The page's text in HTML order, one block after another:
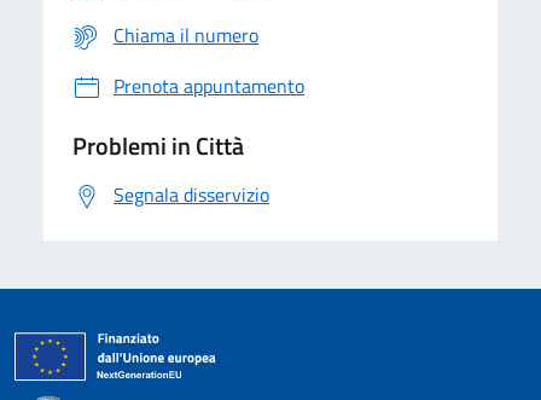
Chiama il numero
Prenota appuntamento
Problemi in Città
Segnala disservizio